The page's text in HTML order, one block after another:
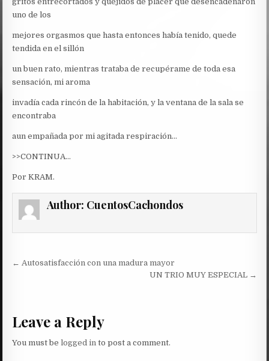
uno de los
mejores orgasmos que hasta entonces había tenido, quede
tendida en el sillón
un buen rato, mientras trataba de recupérame de toda esa
sensación, mi aroma
invadía cada rincón de la habitación, y la ventana de la sala se
encontraba
aun empañada por mi agitada respiración…
>>CONTINUA…
Por KRAM.
Author: CuentosCachondos
Post
← Autosatisfacción con una madura mayor
UN TRIO MUY ESPECIAL →
Leave a Reply
You must belogged in to post a comment.